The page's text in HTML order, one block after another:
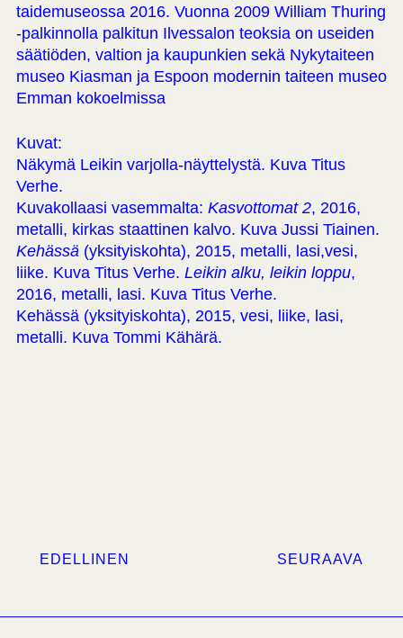
taidemuseossa 2016. Vuonna 2009 William Thuring
-palkinnolla palkitun Ilvessalon teoksia on useiden
säätiöden, valtion ja kaupunkien sekä Nykytaiteen
museo Kiasman ja Espoon modernin taiteen museo
Emman kokoelmissa
Kuvat:
Näkymä Leikin varjolla-näyttelystä. Kuva Titus
Verhe.
Kuvakollaasi vasemmalta: Kasvottomat 2, 2016,
metalli, kirkas staattinen kalvo. Kuva Jussi Tiainen.
Kehässä (yksityiskohta), 2015, metalli, lasi,vesi,
liike. Kuva Titus Verhe. Leikin alku, leikin loppu,
2016, metalli, lasi. Kuva Titus Verhe.
Kehässä (yksityiskohta), 2015, vesi, liike, lasi,
metalli. Kuva Tommi Kähärä.
EDELLINEN SEURAAVA